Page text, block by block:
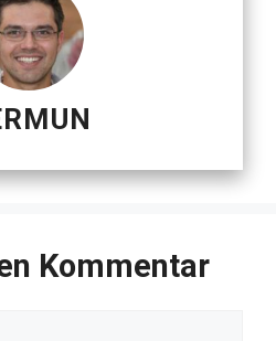
Kommentar